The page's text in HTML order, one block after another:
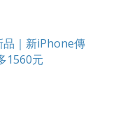
｜新iPhone傳
1560元